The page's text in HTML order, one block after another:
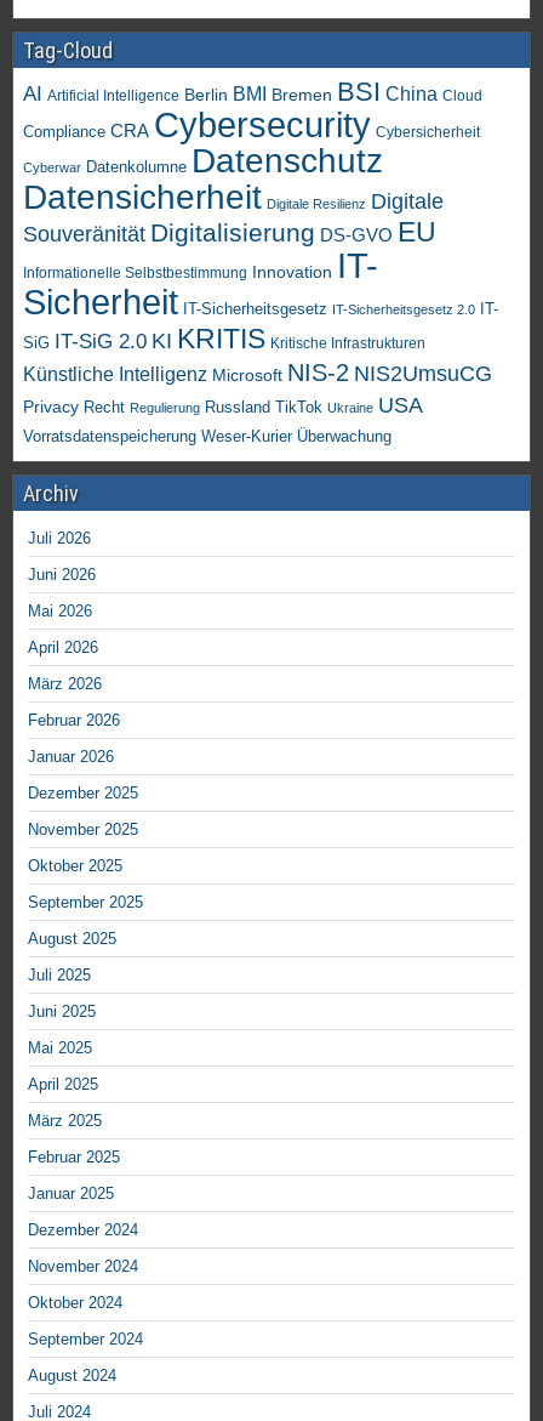
Tag-Cloud
AI Artificial Intelligence Berlin BMI Bremen BSI China Cloud
Compliance CRA Cybersecurity Cybersicherheit
Cyberwar Datenkolumne Datenschutz
Datensicherheit Digitale Resilienz Digitale
Souveränität Digitalisierung DS-GVO EU
Informationelle Selbstbestimmung Innovation IT-
Sicherheit IT-Sicherheitsgesetz IT-Sicherheitsgesetz 2.0
IT-
SiG IT-SiG 2.0 KI KRITIS Kritische Infrastrukturen
Künstliche Intelligenz Microsoft NIS-2 NIS2UmsuCG
Privacy Recht Regulierung Russland TikTok Ukraine USA
Vorratsdatenspeicherung Weser-Kurier Überwachung
Archiv
Juli 2026
Juni 2026
Mai 2026
April 2026
März 2026
Februar 2026
Januar 2026
Dezember 2025
November 2025
Oktober 2025
September 2025
August 2025
Juli 2025
Juni 2025
Mai 2025
April 2025
März 2025
Februar 2025
Januar 2025
Dezember 2024
November 2024
Oktober 2024
September 2024
August 2024
Juli 2024